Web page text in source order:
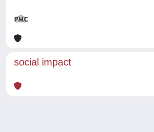
social impact